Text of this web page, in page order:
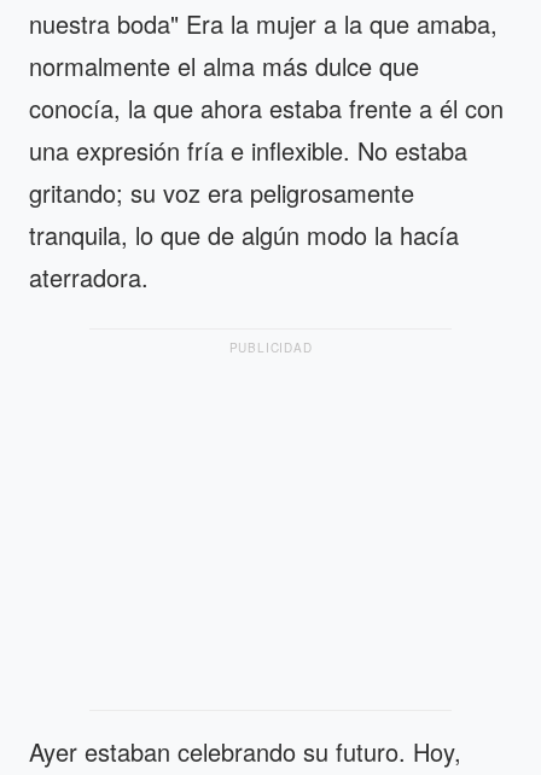
nuestra boda" Era la mujer a la que amaba,
normalmente el alma más dulce que
conocía, la que ahora estaba frente a él con
una expresión fría e inflexible. No estaba
gritando; su voz era peligrosamente
tranquila, lo que de algún modo la hacía
aterradora.
PUBLICIDAD
Ayer estaban celebrando su futuro. Hoy,